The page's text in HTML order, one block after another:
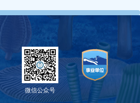
微信公众号